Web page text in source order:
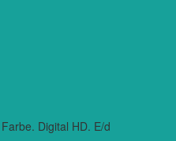
Digital HD. E/d